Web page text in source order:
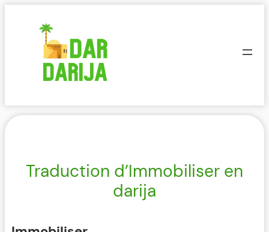
Traduction d’Immobiliser en
darija